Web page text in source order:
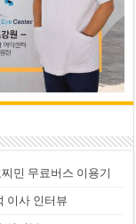
민 무료버스 이용기
이사 인터뷰